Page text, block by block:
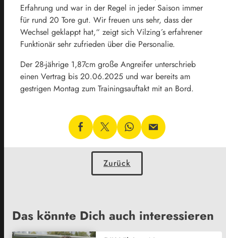
Erfahrung und war in der Regel in jeder Saison immer
für rund 20 Tore gut. Wir freuen uns sehr, dass der
Wechsel geklappt hat,“ zeigt sich Vilzing´s erfahrener
Funktionär sehr zufrieden über die Personalie.
Der 28-jährige 1,87cm große Angreifer unterschrieb
einen Vertrag bis 20.06.2025 und war bereits am
gestrigen Montag zum Trainingsauftakt mit an Bord.
Zurück
Das könnte Dich auch interessieren